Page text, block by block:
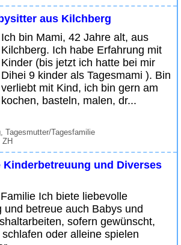
aus Kilchberg
Ich bin Mami, 42 Jahre alt, aus
Kilchberg. Ich habe Erfahrung mit
Kinder (bis jetzt ich hatte bei mir
Dihei 9 kinder als Tagesmami ). Bin
verliebt mit Kind, ich bin gern am
kochen, basteln, malen, dr...
Tagesmutter/Tagesfamilie
Kinderbetreuung und Diverses
Ich biete liebevolle
und betreue auch Babys und
sofern gewünscht,
oder alleine spielen